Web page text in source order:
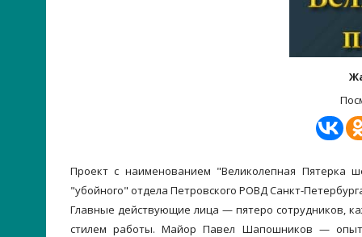
Проект с наименованием "Великолепная Пятерка
"убойного" отдела Петровского РОВД Санкт-
Главные действующие лица — пятеро сотрудников,
стилем работы. Майор Павел Шапошников —